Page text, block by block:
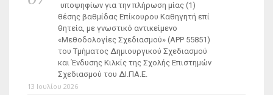
υποψηφίων για την πλήρωση μίας (1)
θέσης βαθμίδας Επίκουρου Καθηγητή επί
θητεία, με γνωστικό αντικείμενο
«Μεθοδολογίες Σχεδιασμού» (ΑΡΡ 55851)
του Τμήματος Δημιουργικού Σχεδιασμού
και Ένδυσης Κιλκίς της Σχολής Επιστημών
Σχεδιασμού του ΔΙ.ΠΑ.Ε.
13 Ιουλίου 2026